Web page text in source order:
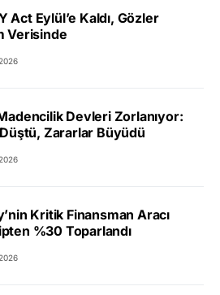
Act Eylül’e Kaldı, Gözler
Verisinde
Devleri Zorlanıyor:
Zararlar Büyüdü
Kritik Finansman Aracı
%30 Toparlandı